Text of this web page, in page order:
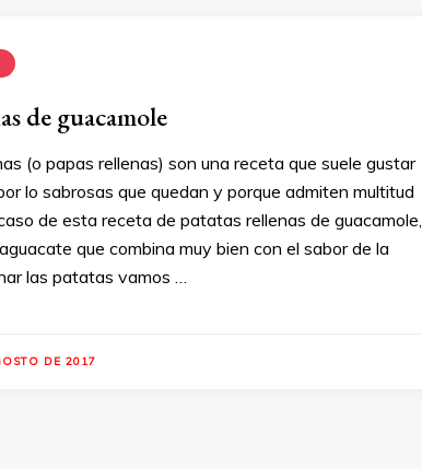
de guacamole
(o papas rellenas) son una receta que suele gustar
lo sabrosas que quedan y porque admiten multitud
de esta receta de patatas rellenas de guacamole,
que combina muy bien con el sabor de la
las patatas vamos …
DE 2017